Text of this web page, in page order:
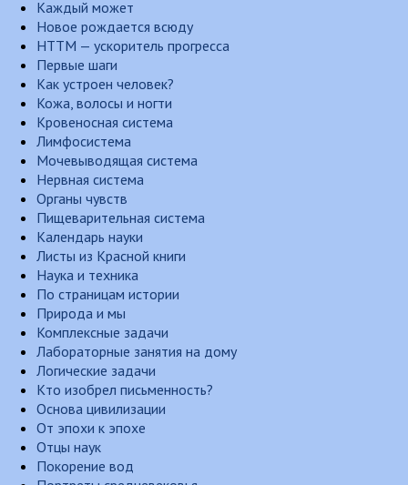
Каждый может
Новое рождается всюду
НТТМ — ускоритель прогресса
Первые шаги
Как устроен человек?
Кожа, волосы и ногти
Кровеносная система
Лимфосистема
Мочевыводящая система
Нервная система
Органы чувств
Пищеварительная система
Календарь науки
Листы из Красной книги
Наука и техника
По страницам истории
Природа и мы
Комплексные задачи
Лабораторные занятия на дому
Логические задачи
Кто изобрел письменность?
Основа цивилизации
От эпохи к эпохе
Отцы наук
Покорение вод